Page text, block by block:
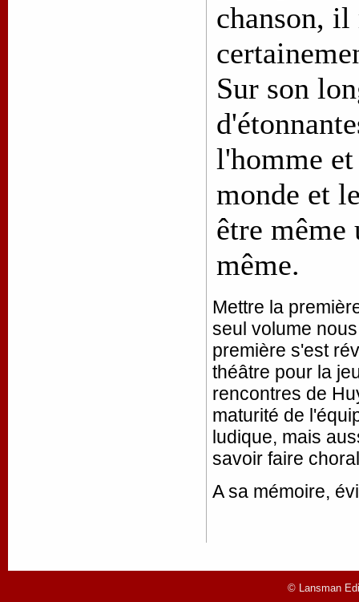
chanson, il
Sur son
l'homme
monde et
être même
même.
Mettre la
seul volume
première s'est
théâtre pour la
rencontres de
maturité de
ludique, mais
savoir faire
A sa mémoire,
© Lansman